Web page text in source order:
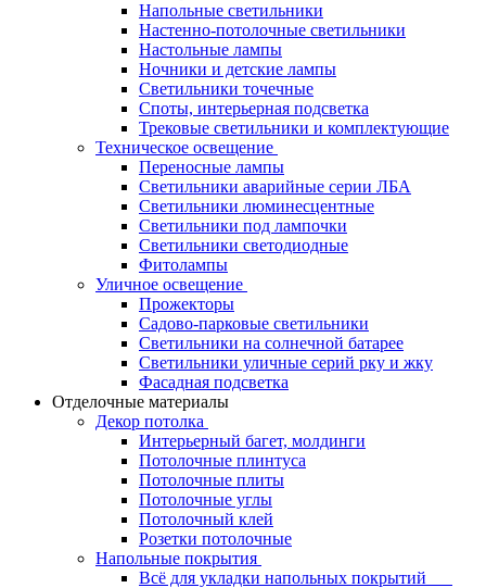
Напольные светильники
Настенно-потолочные светильники
Настольные лампы
Ночники и детские лампы
Светильники точечные
Споты, интерьерная подсветка
Трековые светильники и комплектующие
Техническое освещение
Переносные лампы
Светильники аварийные серии ЛБА
Светильники люминесцентные
Светильники под лампочки
Светильники светодиодные
Фитолампы
Уличное освещение
Прожекторы
Садово-парковые светильники
Светильники на солнечной батарее
Светильники уличные серий рку и жку
Фасадная подсветка
Отделочные материалы
Декор потолка
Интерьерный багет, молдинги
Потолочные плинтуса
Потолочные плиты
Потолочные углы
Потолочный клей
Розетки потолочные
Напольные покрытия
Всё для укладки напольных покрытий